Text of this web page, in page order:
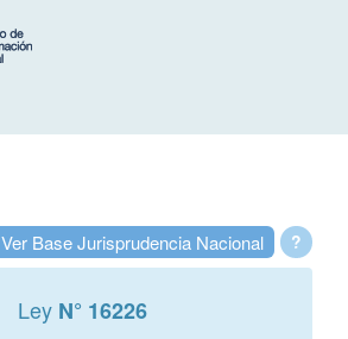
?
Ver Base Jurisprudencia Nacional
Ley N° 16226